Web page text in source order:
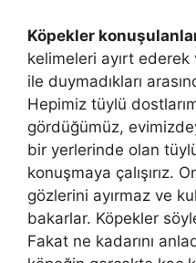
Köpekler
kelimeleri ayırt
ile duymadıkları
Hepimiz tüylü
gördüğümüz,
bir yerlerinde olan
konuşmaya çalışırız.
gözlerini ayırmaz ve
bakarlar. Köpekler
Fakat ne kadarını